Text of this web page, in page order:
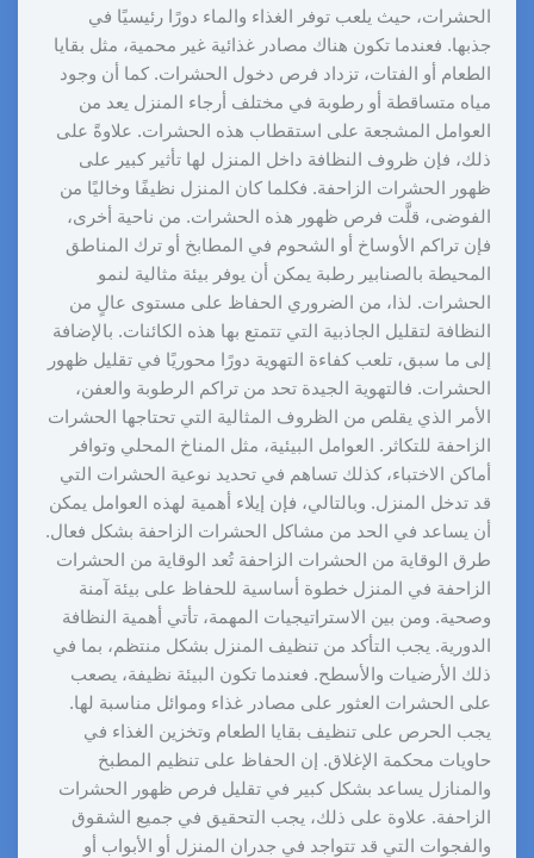
الحشرات، حيث يلعب توفر الغذاء والماء دورًا رئيسيًا في
جذبها. فعندما تكون هناك مصادر غذائية غير محمية، مثل بقايا
الطعام أو الفتات، تزداد فرص دخول الحشرات. كما أن وجود
مياه متساقطة أو رطوبة في مختلف أرجاء المنزل يعد من
العوامل المشجعة على استقطاب هذه الحشرات. علاوةً على
ذلك، فإن ظروف النظافة داخل المنزل لها تأثير كبير على
ظهور الحشرات الزاحفة. فكلما كان المنزل نظيفًا وخاليًا من
الفوضى، قلَّت فرص ظهور هذه الحشرات. من ناحية أخرى،
فإن تراكم الأوساخ أو الشحوم في المطابخ أو ترك المناطق
المحيطة بالصنابير رطبة يمكن أن يوفر بيئة مثالية لنمو
الحشرات. لذا، من الضروري الحفاظ على مستوى عالٍ من
النظافة لتقليل الجاذبية التي تتمتع بها هذه الكائنات. بالإضافة
إلى ما سبق، تلعب كفاءة التهوية دورًا محوريًا في تقليل ظهور
الحشرات. فالتهوية الجيدة تحد من تراكم الرطوبة والعفن،
الأمر الذي يقلص من الظروف المثالية التي تحتاجها الحشرات
الزاحفة للتكاثر. العوامل البيئية، مثل المناخ المحلي وتوافر
أماكن الاختباء، كذلك تساهم في تحديد نوعية الحشرات التي
قد تدخل المنزل. وبالتالي، فإن إيلاء أهمية لهذه العوامل يمكن
أن يساعد في الحد من مشاكل الحشرات الزاحفة بشكل فعال.
طرق الوقاية من الحشرات الزاحفة تُعد الوقاية من الحشرات
الزاحفة في المنزل خطوة أساسية للحفاظ على بيئة آمنة
وصحية. ومن بين الاستراتيجيات المهمة، تأتي أهمية النظافة
الدورية. يجب التأكد من تنظيف المنزل بشكل منتظم، بما في
ذلك الأرضيات والأسطح. فعندما تكون البيئة نظيفة، يصعب
على الحشرات العثور على مصادر غذاء وموائل مناسبة لها.
يجب الحرص على تنظيف بقايا الطعام وتخزين الغذاء في
حاويات محكمة الإغلاق. إن الحفاظ على تنظيم المطبخ
والمنازل يساعد بشكل كبير في تقليل فرص ظهور الحشرات
الزاحفة. علاوة على ذلك، يجب التحقيق في جميع الشقوق
والفجوات التي قد تتواجد في جدران المنزل أو الأبواب أو